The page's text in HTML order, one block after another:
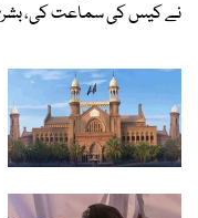
نے کیس کی سماعت کی،